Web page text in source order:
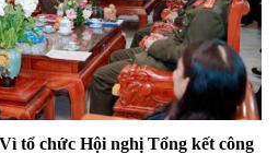
tổ chức Hội nghị Tổng kết công